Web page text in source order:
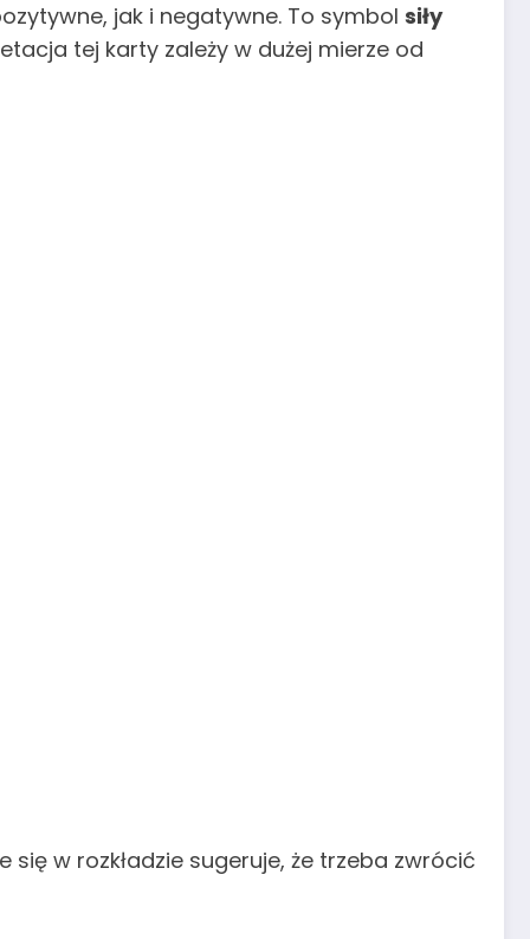
jak i negatywne. To symbol siły
tej karty zależy w dużej mierze od
się w rozkładzie sugeruje, że trzeba zwrócić